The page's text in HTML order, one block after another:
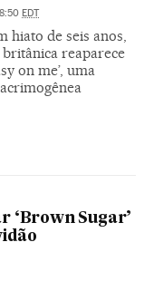
EDT
hiato de seis anos,
reaparece
on me’, uma
‘Brown Sugar’